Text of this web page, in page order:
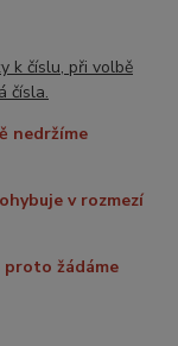
k číslu, při volbě
čísla.
nedržíme
v rozmezí
proto žádáme